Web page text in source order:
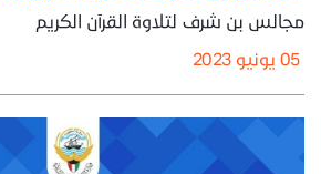
مجالس بن شرف لتلاوة القرآن الكريم